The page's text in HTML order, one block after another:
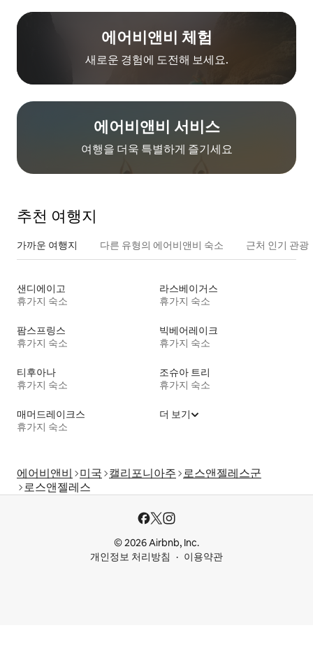
에어비앤비 체험
새로운 경험에 도전해 보세요.
에어비앤비 서비스
여행을 더욱 특별하게 즐기세요
추천 여행지
가까운 여행지 다른 유형의 에어비앤비 숙소 근처 인기 관광
샌디에이고
휴가지 숙소
라스베이거스
휴가지 숙소
팜스프링스
휴가지 숙소
빅베어레이크
휴가지 숙소
티후아나
휴가지 숙소
조슈아 트리
휴가지 숙소
매머드레이크스
휴가지 숙소
더 보기
에어비앤비 미국 캘리포니아주 로스앤젤레스군
로스앤젤레스
© 2026 Airbnb, Inc.
개인정보 처리방침
이용약관